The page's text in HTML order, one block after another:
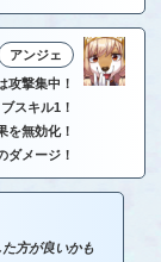
アンジェ
攻撃集中！
スキル1！
を無効化！
ダメージ！
方が良いかも